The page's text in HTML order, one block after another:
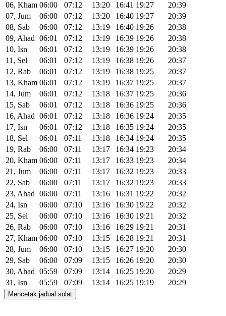
06, Kham 06:00 07:12 13:20 16:41 19:27
20:39
07, Jum
06:00 07:12 13:20 16:40 19:27
20:39
08, Sab
06:00 07:12 13:19 16:40 19:26
20:38
09, Ahad 06:01 07:12 13:19 16:39 19:26
20:38
10, Isn
06:01 07:12 13:19 16:39 19:26
20:38
11, Sel
06:01 07:12 13:19 16:38 19:26
20:37
12, Rab
06:01 07:12 13:19 16:38 19:25
20:37
13, Kham 06:01 07:12 13:19 16:37 19:25
20:37
14, Jum
06:01 07:12 13:18 16:37 19:25
20:36
15, Sab
06:01 07:12 13:18 16:36 19:25
20:36
16, Ahad 06:01 07:12 13:18 16:36 19:24
20:35
17, Isn
06:01 07:12 13:18 16:35 19:24
20:35
18, Sel
06:01 07:11 13:18 16:34 19:24
20:35
19, Rab
06:00 07:11 13:17 16:34 19:23
20:34
20, Kham 06:00 07:11 13:17 16:33 19:23
20:34
21, Jum
06:00 07:11 13:17 16:32 19:23
20:33
22, Sab
06:00 07:11 13:17 16:32 19:23
20:33
23, Ahad 06:00 07:11 13:16 16:31 19:22
20:32
24, Isn
06:00 07:10 13:16 16:30 19:22
20:32
25, Sel
06:00 07:10 13:16 16:30 19:21
20:32
26, Rab
06:00 07:10 13:16 16:29 19:21
20:31
27, Kham 06:00 07:10 13:15 16:28 19:21
20:31
28, Jum
06:00 07:10 13:15 16:27 19:20
20:30
29, Sab
06:00 07:09 13:15 16:26 19:20
20:30
30, Ahad 05:59 07:09 13:14 16:25 19:20
20:29
31, Isn
05:59 07:09 13:14 16:25 19:19 20:29
Mencetak jadual solat